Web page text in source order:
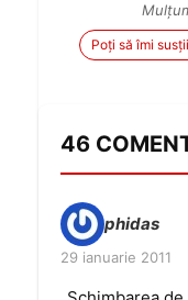
Poți să îmi
46
phidas
29 ianuarie 2011